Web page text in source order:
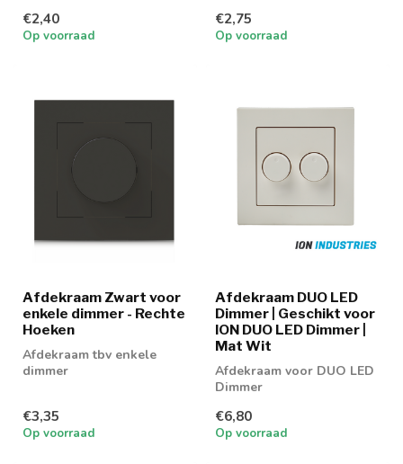
€2,40
Op voorraad
€2,75
Op voorraad
Afdekraam Zwart voor
enkele dimmer - Rechte
Hoeken
Afdekraam tbv enkele
dimmer
€3,35
Op voorraad
Afdekraam DUO LED
Dimmer | Geschikt voor
ION DUO LED Dimmer |
Mat Wit
Afdekraam voor DUO LED
Dimmer
€6,80
Op voorraad